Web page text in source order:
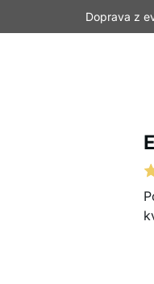
Doprava z